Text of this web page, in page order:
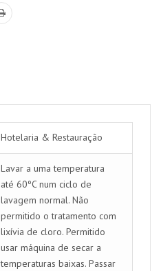
Hotelaria & Restauração
Lavar a uma temperatura
até 60ºC num ciclo de
lavagem normal. Não
permitido o tratamento com
lixívia de cloro. Permitido
usar máquina de secar a
temperaturas baixas. Passar